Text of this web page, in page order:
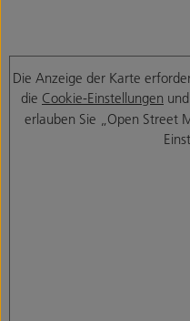
Die Anzeige der Karte
die Cookie-Einstellungen
erlauben Sie „Open Street